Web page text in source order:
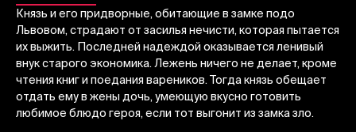
Князь и его придворные, обитающие в замке подо
Львовом, страдают от засилья нечисти, которая пытается
их выжить. Последней надеждой оказывается ленивый
внук старого экономика. Лежень ничего не делает, кроме
чтения книг и поедания вареников. Тогда князь обещает
отдать ему в жены дочь, умеющую вкусно готовить
любимое блюдо героя, если тот выгонит из замка зло.